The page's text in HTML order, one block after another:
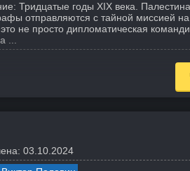
Тридцатые годы XIX века.
отправляются с тайной миссией
это не просто дипломатическая
...
03.10.2024